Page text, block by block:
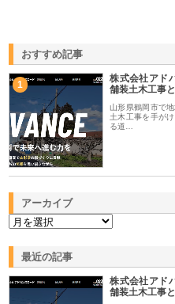
おすすめ記事
1
株式会社アド
舗装土木工事
山形県鶴岡市で
土木工事を手が
る道…
アーカイブ
最近の記事
株式会社アド
舗装土木工事